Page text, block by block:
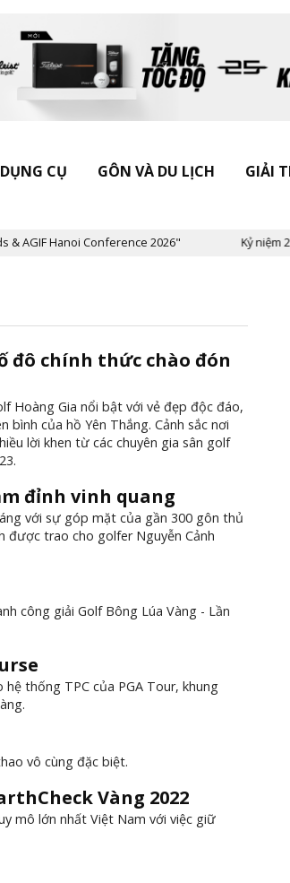
DỤNG CỤ GÔN VÀ DU LỊCH GIẢI
Hanoi Conference 2026" Kỷ niệm 20
đô chính thức chào đón
Hoàng Gia nổi bật với vẻ đẹp độc đáo,
của hồ Yên Thắng. Cảnh sắc nơi
lời khen từ các chuyên gia sân golf
đỉnh vinh quang
với sự góp mặt của gần 300 gôn thủ
được trao cho golfer Nguyễn Cảnh
công giải Golf Bông Lúa Vàng - Lần
thống TPC của PGA Tour, khung
vô cùng đặc biệt.
Vàng 2022
mô lớn nhất Việt Nam với việc giữ